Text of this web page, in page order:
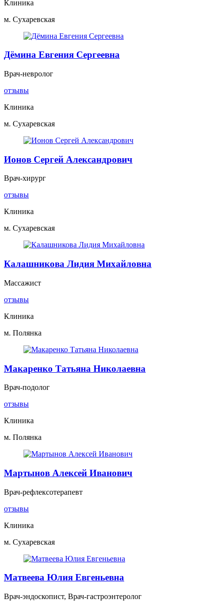
Клиника
м. Сухаревская
Дёмина Евгения Сергеевна
Врач-невролог
отзывы
Клиника
м. Сухаревская
Ионов Сергей Александрович
Врач-хирург
отзывы
Клиника
м. Сухаревская
Калашникова Лидия Михайловна
Массажист
отзывы
Клиника
м. Полянка
Макаренко Татьяна Николаевна
Врач-подолог
отзывы
Клиника
м. Полянка
Мартынов Алексей Иванович
Врач-рефлексотерапевт
отзывы
Клиника
м. Сухаревская
Матвеева Юлия Евгеньевна
Врач-эндоскопист, Врач-гастроэнтеролог